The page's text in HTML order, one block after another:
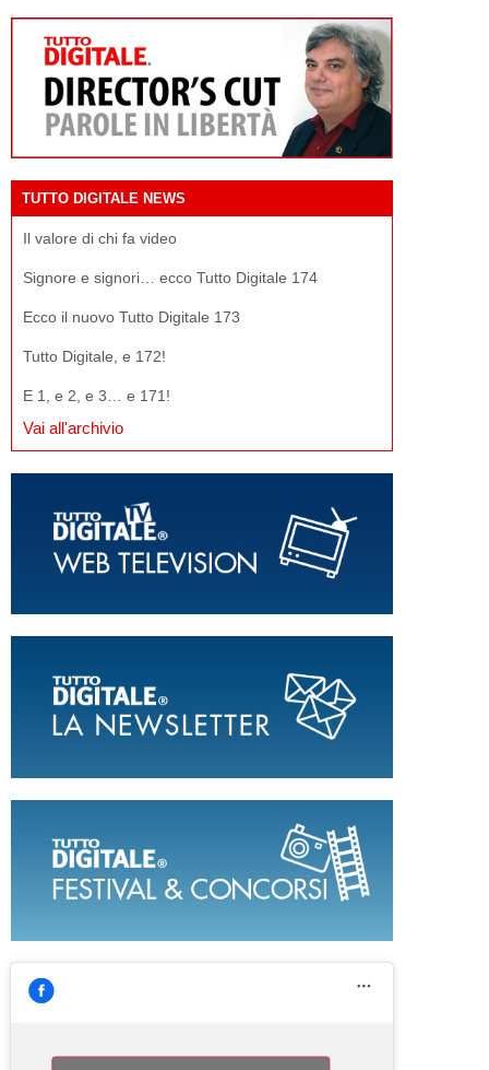
TUTTO DIGITALE NEWS
Il valore di chi fa video
Signore e signori… ecco Tutto Digitale 174
Ecco il nuovo Tutto Digitale 173
Tutto Digitale, e 172!
E 1, e 2, e 3… e 171!
Vai all'archivio